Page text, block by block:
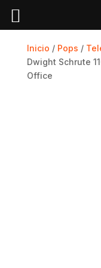
Inicio / Pops /
Dwight Schrute
Office